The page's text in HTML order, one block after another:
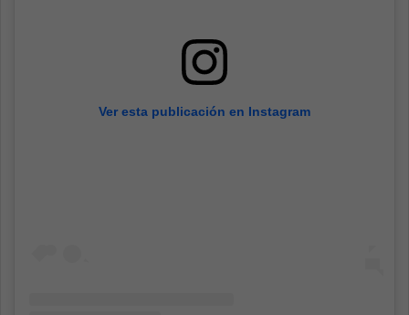
Ver esta publicación en Instagram